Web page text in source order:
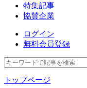
特集記事
協賛企業
ログイン
無料会員登録
トップページ